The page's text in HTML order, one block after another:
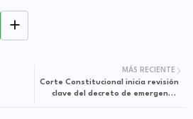
MÁS RECIENTE
Corte Constitucional inicia revisión
clave del decreto de emergencia